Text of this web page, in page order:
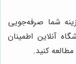
شما صرفه‌جویی
آنلاین اطمینان
کنید.